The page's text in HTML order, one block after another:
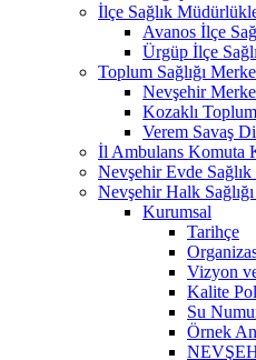
İlçe Sağlık
Avanos İlçe
Ürgüp İlçe
Toplum Sağlığı
Nevşehir
Kozaklı
Verem Savaş
İl Ambulans Komuta
Nevşehir Evde
Nevşehir Halk
Kurumsal
Tarihçe
Vizyon
Kalite
Su
Örnek